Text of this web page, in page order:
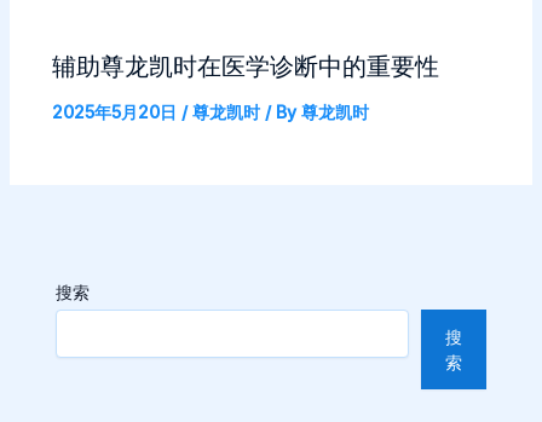
辅助尊龙凯时在医学诊断中的重要性
2025年5月20日 /尊龙凯时/ By尊龙凯时
搜索
搜
索